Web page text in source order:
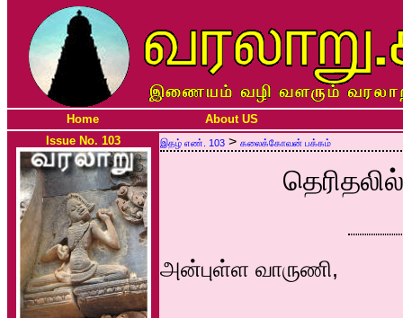
Home
About US
Issue No. 103
இதழ் எண். 103 > கலைக்கோவன் பக்கம்
அன்புள்ள வாருணி,